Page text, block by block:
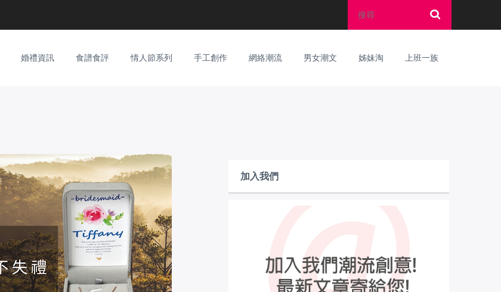
婚禮資訊 食譜食評 情人節系列 手工創作 網絡潮流 男女潮文 姊妹淘 上班一族
加入我們